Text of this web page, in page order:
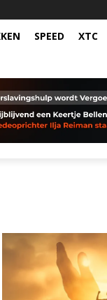
SPEED XTC